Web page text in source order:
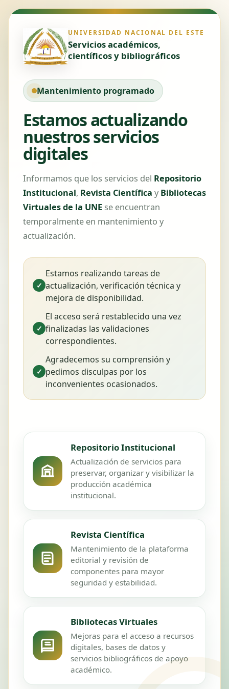
UNIVERSIDAD NACIONAL DEL ESTE
Servicios académicos,
científicos y bibliográficos
Mantenimiento programado
Estamos actualizando
nuestros servicios
digitales
Informamos que los servicios del Repositorio
Institucional, Revista Científica y Bibliotecas
Virtuales de la UNE se encuentran
temporalmente en mantenimiento y
actualización.
✓
Estamos realizando tareas de
actualización, verificación técnica y
mejora de disponibilidad.
✓
El acceso será restablecido una vez
finalizadas las validaciones
correspondientes.
✓
Agradecemos su comprensión y
pedimos disculpas por los
inconvenientes ocasionados.
Repositorio Institucional
Actualización de servicios para
preservar, organizar y visibilizar la
producción académica
institucional.
Revista Científica
Mantenimiento de la plataforma
editorial y revisión de
componentes para mayor
seguridad y estabilidad.
Bibliotecas Virtuales
Mejoras para el acceso a recursos
digitales, bases de datos y
servicios bibliográficos de apoyo
académico.